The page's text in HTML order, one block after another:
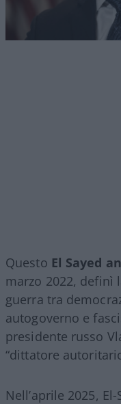
Questo El Sayed
marzo 2022, definì
guerra tra
autogoverno e
presidente russo
“dittatore
Nell’aprile 2025,